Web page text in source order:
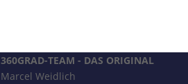
360GRAD-TEAM - DAS ORIGINAL
Marcel Weidlich